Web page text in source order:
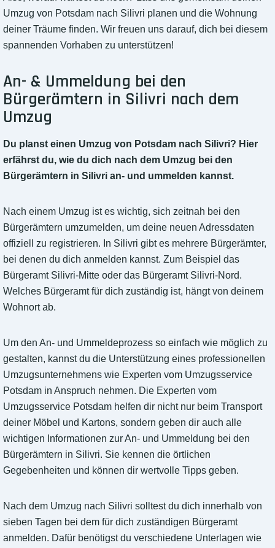
Umzug von Potsdam nach Silivri planen und die Wohnung
deiner Träume finden. Wir freuen uns darauf, dich bei diesem
spannenden Vorhaben zu unterstützen!
An- & Ummeldung bei den
Bürgerämtern in Silivri nach dem
Umzug
Du planst einen Umzug von Potsdam nach Silivri? Hier
erfährst du, wie du dich nach dem Umzug bei den
Bürgerämtern in Silivri an- und ummelden kannst.
Nach einem Umzug ist es wichtig, sich zeitnah bei den
Bürgerämtern umzumelden, um deine neuen Adressdaten
offiziell zu registrieren. In Silivri gibt es mehrere Bürgerämter,
bei denen du dich anmelden kannst. Zum Beispiel das
Bürgeramt Silivri-Mitte oder das Bürgeramt Silivri-Nord.
Welches Bürgeramt für dich zuständig ist, hängt von deinem
Wohnort ab.
Um den An- und Ummeldeprozess so einfach wie möglich zu
gestalten, kannst du die Unterstützung eines professionellen
Umzugsunternehmens wie Experten vom Umzugsservice
Potsdam in Anspruch nehmen. Die Experten vom
Umzugsservice Potsdam helfen dir nicht nur beim Transport
deiner Möbel und Kartons, sondern geben dir auch alle
wichtigen Informationen zur An- und Ummeldung bei den
Bürgerämtern in Silivri. Sie kennen die örtlichen
Gegebenheiten und können dir wertvolle Tipps geben.
Nach dem Umzug nach Silivri solltest du dich innerhalb von
sieben Tagen bei dem für dich zuständigen Bürgeramt
anmelden. Dafür benötigst du verschiedene Unterlagen wie